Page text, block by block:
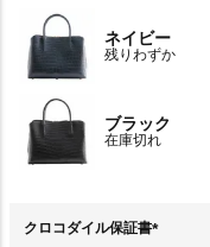
ネイビー
残りわずか
ブラック
在庫切れ
クロコダイル保証書